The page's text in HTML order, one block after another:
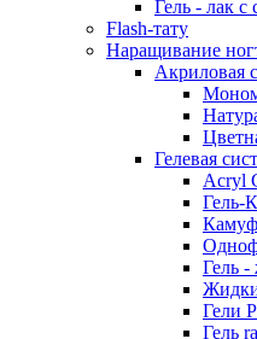
Гель - лак с
Flash-тату
Наращивание
Акриловая
Гелевая
Acryl
Гель-
Гель -
Гели
Гель